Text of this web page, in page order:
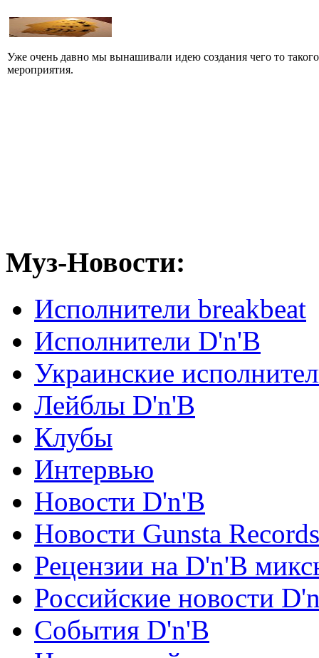
Уже очень давно мы вынашивали идею создания чего то
мероприятия.
Муз-Новости:
Исполнители breakbeat
Исполнители D'n'B
Украинские
Лейблы D'n'B
Клубы
Интервью
Новости D'n'B
Новости Gunsta Records
Рецензии на D'n'B
Российские новости
События D'n'B